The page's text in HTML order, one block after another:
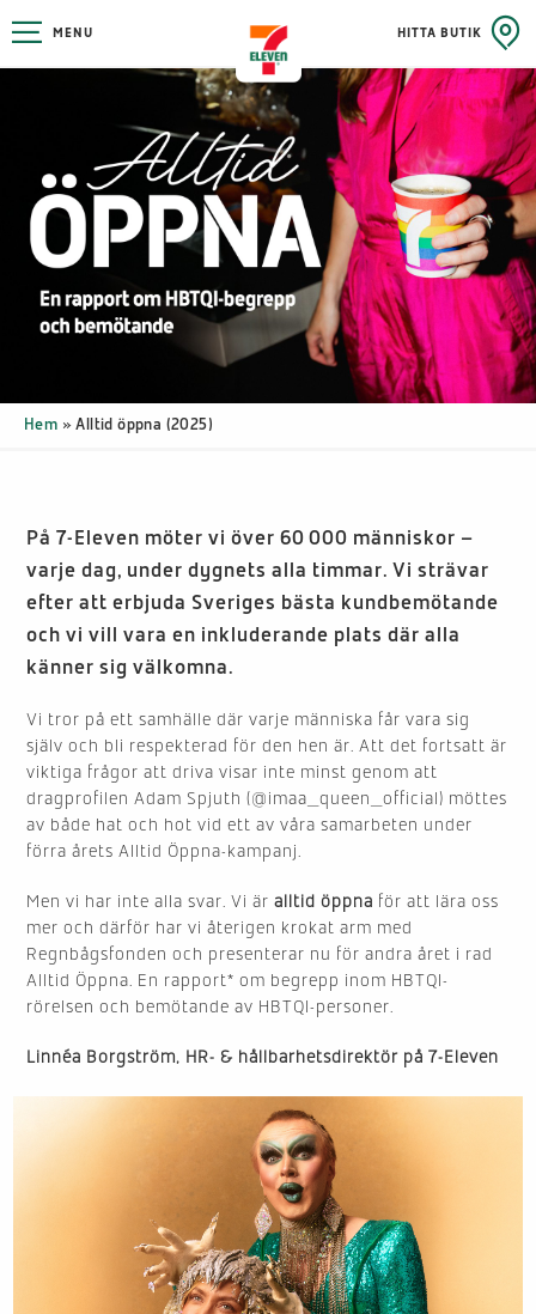
MENU HITTA BUTIK
Hem »Alltid öppna (2025)
På 7-Eleven möter vi över 60 000 människor –
varje dag, under dygnets alla timmar. Vi strävar
efter att erbjuda Sveriges bästa kundbemötande
och vi vill vara en inkluderande plats där alla
känner sig välkomna.
Vi tror på ett samhälle där varje människa får vara sig
själv och bli respekterad för den hen är. Att det fortsatt är
viktiga frågor att driva visar inte minst genom att
dragprofilen Adam Spjuth(@imaa_queen_official) möttes
av både hat och hot vid ett av våra samarbeten under
förra årets Alltid Öppna-kampanj.
Men vi har inte alla svar. Vi äralltid öppna för att lära oss
mer och därför har vi återigen krokat arm med
Regnbågsfonden och presenterar nu för andra året i rad
Alltid Öppna. En rapport* om begrepp inom HBTQI-
rörelsen och bemötande av HBTQI-personer.
Linnéa Borgström, HR- & hållbarhetsdirektör på 7-Eleven